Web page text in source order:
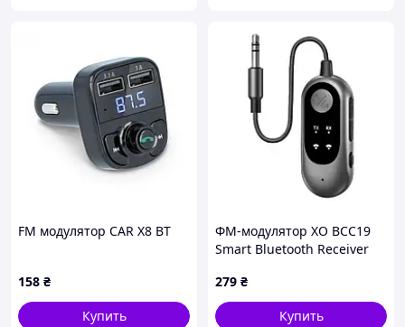
FM модулятор CAR X8 BT
158 ₴
Купить
ФМ-модулятор XO BCC19
Smart Bluetooth Receiver
Black
279 ₴
Купить